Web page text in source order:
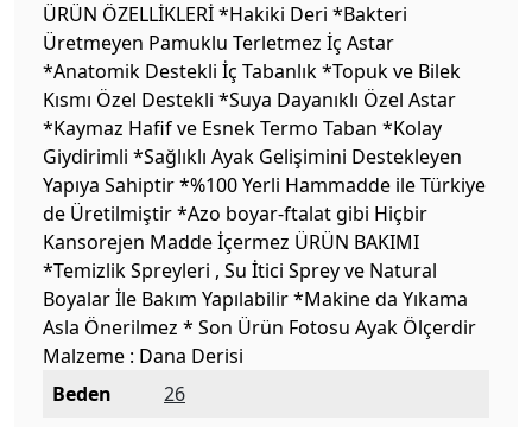
ÜRÜN ÖZELLİKLERİ *Hakiki Deri *Bakteri
Üretmeyen Pamuklu Terletmez İç Astar
*Anatomik Destekli İç Tabanlık *Topuk ve Bilek
Kısmı Özel Destekli *Suya Dayanıklı Özel Astar
*Kaymaz Hafif ve Esnek Termo Taban *Kolay
Giydirimli *Sağlıklı Ayak Gelişimini Destekleyen
Yapıya Sahiptir *%100 Yerli Hammadde ile Türkiye
de Üretilmiştir *Azo boyar-ftalat gibi Hiçbir
Kansorejen Madde İçermez ÜRÜN BAKIMI
*Temizlik Spreyleri , Su İtici Sprey ve Natural
Boyalar İle Bakım Yapılabilir *Makine da Yıkama
Asla Önerilmez * Son Ürün Fotosu Ayak Ölçerdir
Malzeme : Dana Derisi
Beden
26